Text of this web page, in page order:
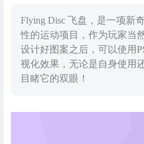
Flying Disc 飞盘，是一项新
性的运动项目，作为玩家当
设计好图案之后，可以使用
视化效果，无论是自身使用
目睹它的双眼！